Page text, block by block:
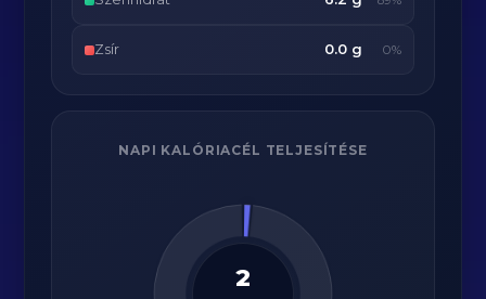
Zsír 0.0 g 0%
NAPI KALÓRIACÉL TELJESÍTÉSE
2